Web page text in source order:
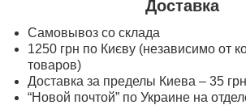
Доставка
Самовывоз со склада
1250 грн по Києву (независимо от
товаров)
Доставка за пределы Киева – 35
“Новой почтой” по Украине на